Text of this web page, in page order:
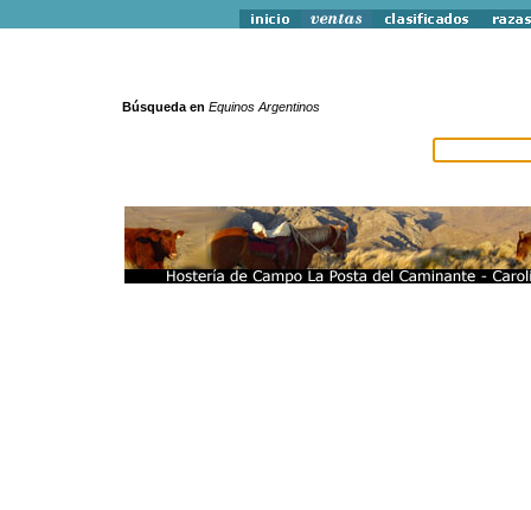
Búsqueda en Equinos Argentinos